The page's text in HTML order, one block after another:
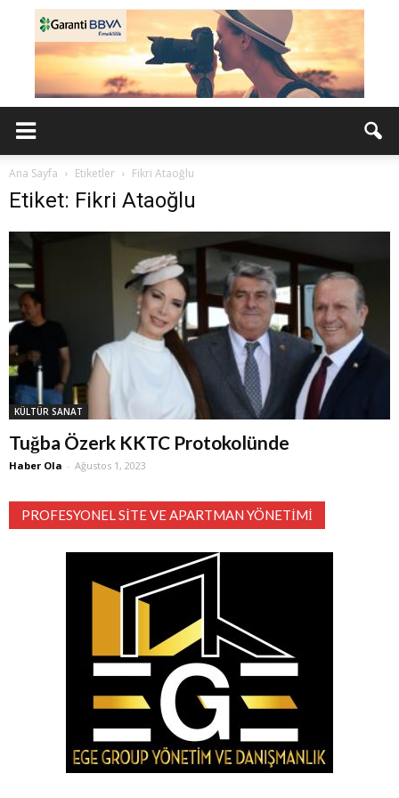
Ana Sayfa Etiketler Fikri Ataoğlu
Etiket: Fikri Ataoğlu
KÜLTÜR SANAT
Tuğba Özerk KKTC Protokolünde
Haber Ola - Ağustos 1, 2023
PROFESYONEL SITE VE APARTMAN YÖNETIMI